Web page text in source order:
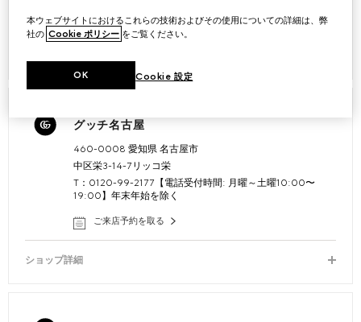
ご来店予約を取る
グッチ名古屋
460-0008 愛知県 名古屋市
中区栄3-14-7リッコ栄
T：0120-99-2177【電話受付時間: 月曜～土曜10:00〜
19:00】年末年始を除く
ご来店予約を取る
ショップ詳細
本ウェブサイトにおけるこれらの技術およびその使用についての詳細は、弊
社の Cookie ポリシー をご覧ください。
Cookie 設定
OK